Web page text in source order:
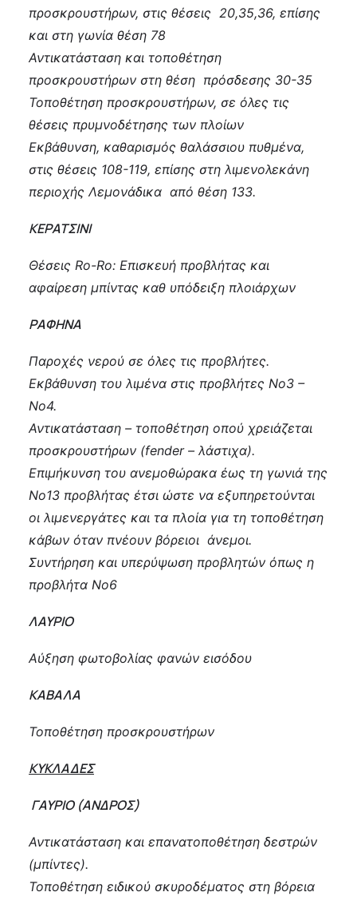
προσκρουστήρων, στις θέσεις 20,35,36, επίσης
και στη γωνία θέση 78
Αντικατάσταση και τοποθέτηση
προσκρουστήρων στη θέση πρόσδεσης 30-35
Τοποθέτηση προσκρουστήρων, σε όλες τις
θέσεις πρυμνοδέτησης των πλοίων
Εκβάθυνση, καθαρισμός θαλάσσιου πυθμένα,
στις θέσεις 108-119, επίσης στη λιμενολεκάνη
περιοχής Λεμονάδικα από θέση 133.
ΚΕΡΑΤΣΙΝΙ
Θέσεις Ro-Ro: Επισκευή προβλήτας και
αφαίρεση μπίντας καθ υπόδειξη πλοιάρχων
ΡΑΦΗΝΑ
Παροχές νερού σε όλες τις προβλήτες.
Εκβάθυνση του λιμένα στις προβλήτες Νο3 –
Νο4.
Αντικατάσταση – τοποθέτηση οπού χρειάζεται
προσκρουστήρων (fender – λάστιχα).
Επιμήκυνση του ανεμοθώρακα έως τη γωνιά της
Νο13 προβλήτας έτσι ώστε να εξυπηρετούνται
οι λιμενεργάτες και τα πλοία για τη τοποθέτηση
κάβων όταν πνέουν βόρειοι άνεμοι.
Συντήρηση και υπερύψωση προβλητών όπως η
προβλήτα Νο6
ΛΑΥΡΙΟ
Αύξηση φωτοβολίας φανών εισόδου
ΚΑΒΑΛΑ
Τοποθέτηση προσκρουστήρων
ΚΥΚΛΑΔΕΣ
ΓΑΥΡΙΟ (ΑΝΔΡΟΣ)
Αντικατάσταση και επανατοποθέτηση δεστρών
(μπίντες).
Τοποθέτηση ειδικού σκυροδέματος στη βόρεια